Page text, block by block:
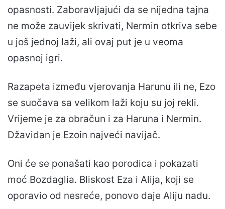
opasnosti. Zaboravljajući da se nijedna tajna
ne može zauvijek skrivati, Nermin otkriva sebe
u još jednoj laži, ali ovaj put je u veoma
opasnoj igri.
Razapeta između vjerovanja Harunu ili ne, Ezo
se suočava sa velikom laži koju su joj rekli.
Vrijeme je za obračun i za Haruna i Nermin.
Džavidan je Ezoin najveći navijač.
Oni će se ponašati kao porodica i pokazati
moć Bozdaglia. Bliskost Eza i Alija, koji se
oporavio od nesreće, ponovo daje Aliju nadu.